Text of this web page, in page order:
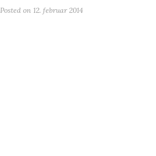
Posted on 12. februar 2014